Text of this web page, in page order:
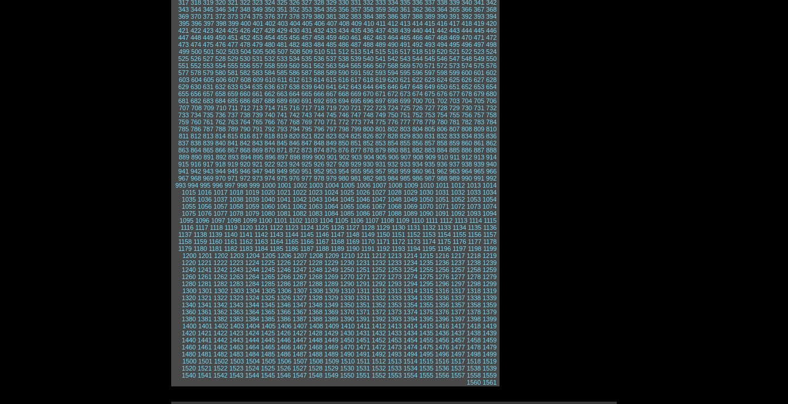
317 318 319 320 321 322 323 324 325 326 327 328 329 330 331 332 333 334 335 336 337 338 339 340 341 342
343 344 345 346 347 348 349 350 351 352 353 354 355 356 357 358 359 360 361 362 363 364 365 366 367 368
369 370 371 372 373 374 375 376 377 378 379 380 381 382 383 384 385 386 387 388 389 390 391 392 393 394
395 396 397 398 399 400 401 402 403 404 405 406 407 408 409 410 411 412 413 414 415 416 417 418 419 420
421 422 423 424 425 426 427 428 429 430 431 432 433 434 435 436 437 438 439 440 441 442 443 444 445 446
447 448 449 450 451 452 453 454 455 456 457 458 459 460 461 462 463 464 465 466 467 468 469 470 471 472
473 474 475 476 477 478 479 480 481 482 483 484 485 486 487 488 489 490 491 492 493 494 495 496 497 498
499 500 501 502 503 504 505 506 507 508 509 510 511 512 513 514 515 516 517 518 519 520 521 522 523 524
525 526 527 528 529 530 531 532 533 534 535 536 537 538 539 540 541 542 543 544 545 546 547 548 549 550
551 552 553 554 555 556 557 558 559 560 561 562 563 564 565 566 567 568 569 570 571 572 573 574 575 576
577 578 579 580 581 582 583 584 585 586 587 588 589 590 591 592 593 594 595 596 597 598 599 600 601 602
603 604 605 606 607 608 609 610 611 612 613 614 615 616 617 618 619 620 621 622 623 624 625 626 627 628
629 630 631 632 633 634 635 636 637 638 639 640 641 642 643 644 645 646 647 648 649 650 651 652 653 654
655 656 657 658 659 660 661 662 663 664 665 666 667 668 669 670 671 672 673 674 675 676 677 678 679 680
681 682 683 684 685 686 687 688 689 690 691 692 693 694 695 696 697 698 699 700 701 702 703 704 705 706
707 708 709 710 711 712 713 714 715 716 717 718 719 720 721 722 723 724 725 726 727 728 729 730 731 732
733 734 735 736 737 738 739 740 741 742 743 744 745 746 747 748 749 750 751 752 753 754 755 756 757 758
759 760 761 762 763 764 765 766 767 768 769 770 771 772 773 774 775 776 777 778 779 780 781 782 783 784
785 786 787 788 789 790 791 792 793 794 795 796 797 798 799 800 801 802 803 804 805 806 807 808 809 810
811 812 813 814 815 816 817 818 819 820 821 822 823 824 825 826 827 828 829 830 831 832 833 834 835 836
837 838 839 840 841 842 843 844 845 846 847 848 849 850 851 852 853 854 855 856 857 858 859 860 861 862
863 864 865 866 867 868 869 870 871 872 873 874 875 876 877 878 879 880 881 882 883 884 885 886 887 888
889 890 891 892 893 894 895 896 897 898 899 900 901 902 903 904 905 906 907 908 909 910 911 912 913 914
915 916 917 918 919 920 921 922 923 924 925 926 927 928 929 930 931 932 933 934 935 936 937 938 939 940
941 942 943 944 945 946 947 948 949 950 951 952 953 954 955 956 957 958 959 960 961 962 963 964 965 966
967 968 969 970 971 972 973 974 975 976 977 978 979 980 981 982 983 984 985 986 987 988 989 990 991 992
993 994 995 996 997 998 999 1000 1001 1002 1003 1004 1005 1006 1007 1008 1009 1010 1011 1012 1013 1014
1015 1016 1017 1018 1019 1020 1021 1022 1023 1024 1025 1026 1027 1028 1029 1030 1031 1032 1033 1034
1035 1036 1037 1038 1039 1040 1041 1042 1043 1044 1045 1046 1047 1048 1049 1050 1051 1052 1053 1054
1055 1056 1057 1058 1059 1060 1061 1062 1063 1064 1065 1066 1067 1068 1069 1070 1071 1072 1073 1074
1075 1076 1077 1078 1079 1080 1081 1082 1083 1084 1085 1086 1087 1088 1089 1090 1091 1092 1093 1094
1095 1096 1097 1098 1099 1100 1101 1102 1103 1104 1105 1106 1107 1108 1109 1110 1111 1112 1113 1114 1115
1116 1117 1118 1119 1120 1121 1122 1123 1124 1125 1126 1127 1128 1129 1130 1131 1132 1133 1134 1135 1136
1137 1138 1139 1140 1141 1142 1143 1144 1145 1146 1147 1148 1149 1150 1151 1152 1153 1154 1155 1156 1157
1158 1159 1160 1161 1162 1163 1164 1165 1166 1167 1168 1169 1170 1171 1172 1173 1174 1175 1176 1177 1178
1179 1180 1181 1182 1183 1184 1185 1186 1187 1188 1189 1190 1191 1192 1193 1194 1195 1196 1197 1198 1199
1200 1201 1202 1203 1204 1205 1206 1207 1208 1209 1210 1211 1212 1213 1214 1215 1216 1217 1218 1219
1220 1221 1222 1223 1224 1225 1226 1227 1228 1229 1230 1231 1232 1233 1234 1235 1236 1237 1238 1239
1240 1241 1242 1243 1244 1245 1246 1247 1248 1249 1250 1251 1252 1253 1254 1255 1256 1257 1258 1259
1260 1261 1262 1263 1264 1265 1266 1267 1268 1269 1270 1271 1272 1273 1274 1275 1276 1277 1278 1279
1280 1281 1282 1283 1284 1285 1286 1287 1288 1289 1290 1291 1292 1293 1294 1295 1296 1297 1298 1299
1300 1301 1302 1303 1304 1305 1306 1307 1308 1309 1310 1311 1312 1313 1314 1315 1316 1317 1318 1319
1320 1321 1322 1323 1324 1325 1326 1327 1328 1329 1330 1331 1332 1333 1334 1335 1336 1337 1338 1339
1340 1341 1342 1343 1344 1345 1346 1347 1348 1349 1350 1351 1352 1353 1354 1355 1356 1357 1358 1359
1360 1361 1362 1363 1364 1365 1366 1367 1368 1369 1370 1371 1372 1373 1374 1375 1376 1377 1378 1379
1380 1381 1382 1383 1384 1385 1386 1387 1388 1389 1390 1391 1392 1393 1394 1395 1396 1397 1398 1399
1400 1401 1402 1403 1404 1405 1406 1407 1408 1409 1410 1411 1412 1413 1414 1415 1416 1417 1418 1419
1420 1421 1422 1423 1424 1425 1426 1427 1428 1429 1430 1431 1432 1433 1434 1435 1436 1437 1438 1439
1440 1441 1442 1443 1444 1445 1446 1447 1448 1449 1450 1451 1452 1453 1454 1455 1456 1457 1458 1459
1460 1461 1462 1463 1464 1465 1466 1467 1468 1469 1470 1471 1472 1473 1474 1475 1476 1477 1478 1479
1480 1481 1482 1483 1484 1485 1486 1487 1488 1489 1490 1491 1492 1493 1494 1495 1496 1497 1498 1499
1500 1501 1502 1503 1504 1505 1506 1507 1508 1509 1510 1511 1512 1513 1514 1515 1516 1517 1518 1519
1520 1521 1522 1523 1524 1525 1526 1527 1528 1529 1530 1531 1532 1533 1534 1535 1536 1537 1538 1539
1540 1541 1542 1543 1544 1545 1546 1547 1548 1549 1550 1551 1552 1553 1554 1555 1556 1557 1558 1559
1560 1561